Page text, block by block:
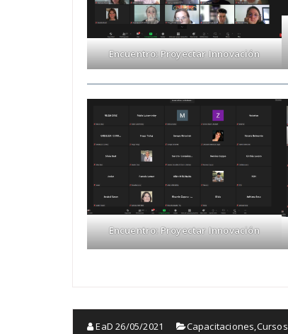
Encuentro: Proyectar Innovación
Encuentro: Proyectar Innovación
EaD26/05/2021 Capacitaciones,Cursos